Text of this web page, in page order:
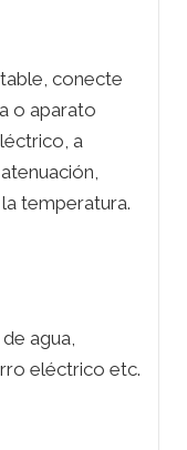
conecte
o aparato
a
temperatura.
agua,
eléctrico etc.